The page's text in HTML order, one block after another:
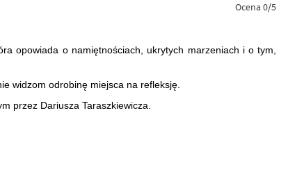
Ocena 0/5
opowiada o namiętnościach, ukrytych marzeniach i o tym,
widzom odrobinę miejsca na refleksję.
przez Dariusza Taraszkiewicza.